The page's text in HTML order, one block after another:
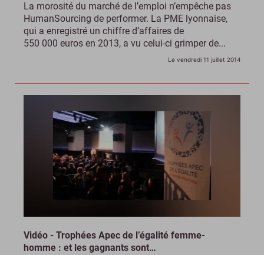
La morosité du marché de l’emploi n’empêche pas
HumanSourcing de performer. La PME lyonnaise,
qui a enregistré un chiffre d’affaires de
550 000 euros en 2013, a vu celui-ci grimper de...
Le vendredi 11 juillet 2014
Vidéo - Trophées Apec de l’égalité femme-
homme : et les gagnants sont…